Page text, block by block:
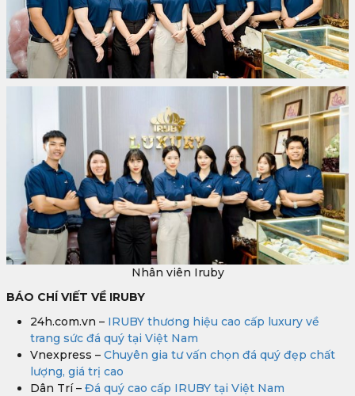
Nhân viên Iruby
BÁO CHÍ VIẾT VỀ IRUBY
24h.com.vn – IRUBY thương hiệu cao cấp luxury về
trang sức đá quý tại Việt Nam
Vnexpress – Chuyên gia tư vấn chọn đá quý đẹp chất
lượng, giá trị cao
Dân Trí – Đá quý cao cấp IRUBY tại Việt Nam